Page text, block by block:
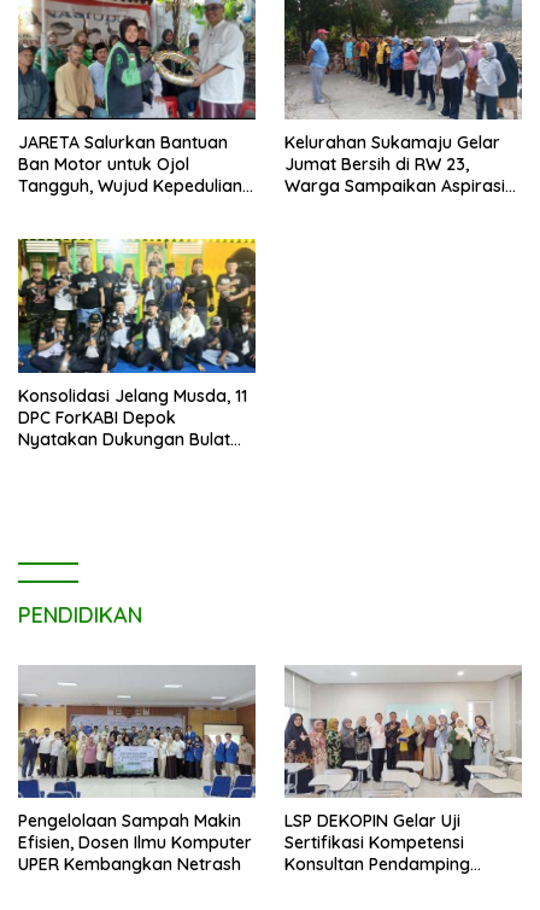
JARETA Salurkan Bantuan
Ban Motor untuk Ojol
Tangguh, Wujud Kepedulian
Kelurahan Sukamaju Gelar
Jumat Bersih di RW 23,
Warga Sampaikan Aspirasi
Konsolidasi Jelang Musda, 11
DPC ForKABI Depok
Nyatakan Dukungan Bulat
PENDIDIKAN
Pengelolaan Sampah Makin
Efisien, Dosen Ilmu Komputer
UPER Kembangkan Netrash
LSP DEKOPIN Gelar Uji
Sertifikasi Kompetensi
Konsultan Pendamping